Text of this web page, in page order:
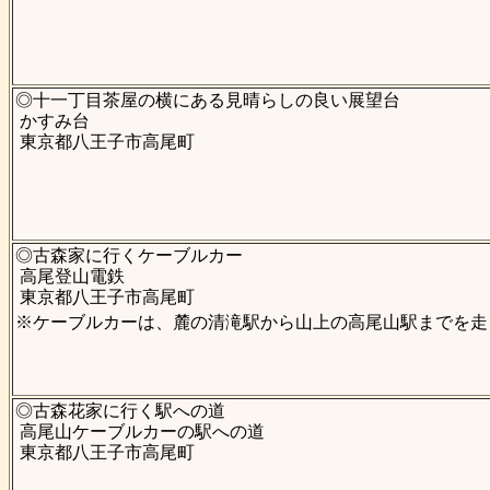
◎十一丁目茶屋の横にある見晴らしの良い展望台
かすみ台
東京都八王子市高尾町
◎古森家に行くケーブルカー
高尾登山電鉄
東京都八王子市高尾町
※ケーブルカーは、麓の清滝駅から山上の高尾山駅までを
◎古森花家に行く駅への道
高尾山ケーブルカーの駅への道
東京都八王子市高尾町